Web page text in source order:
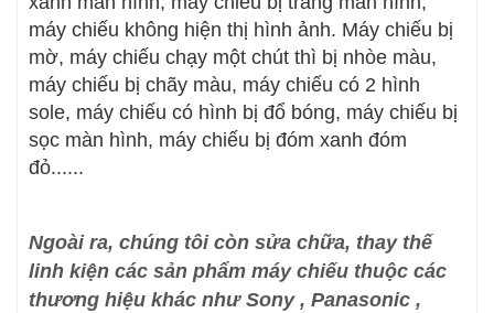
máy chiếu không hiện thị hình ảnh. Máy chiếu bị
mờ, máy chiếu chạy một chút thì bị nhòe màu,
máy chiếu bị chãy màu, máy chiếu có 2 hình
sole, máy chiếu có hình bị đổ bóng, máy chiếu bị
sọc màn hình, máy chiếu bị đóm xanh đóm
đỏ......
Ngoài ra, chúng tôi còn sửa chữa, thay thế
linh kiện các sản phẩm máy chiếu thuộc các
thương hiệu khác như Sony , Panasonic ,